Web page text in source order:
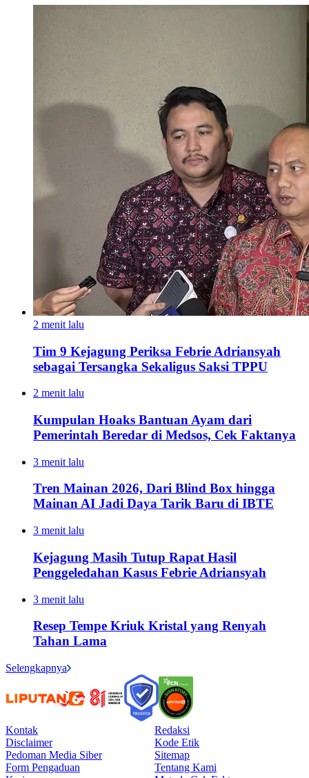
2 menit lalu
Tim 9 Kejagung Periksa Febrie Adriansyah
sebagai Tersangka Sekaligus Saksi TPPU
2 menit lalu
Kumpulan Hoaks Bantuan Ayam dari
Pemerintah Beredar di Medsos, Cek Faktanya
3 menit lalu
Tren Mainan 2026, Dari Blind Box hingga
Mainan AI Jadi Daya Tarik Baru di IBTE
3 menit lalu
Kejagung Masih Tutup Rapat Hasil
Penggeledahan Kasus Febrie Adriansyah
3 menit lalu
Resep Tempe Kriuk Kristal yang Renyah
Tahan Lama
Selengkapnya
Kontak
Redaksi
Disclaimer
Kode Etik
Pedoman Media Siber
Sitemap
Form Pengaduan
Tentang Kami